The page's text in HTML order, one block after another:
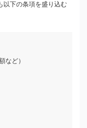
以下の条項を盛り込む
など）